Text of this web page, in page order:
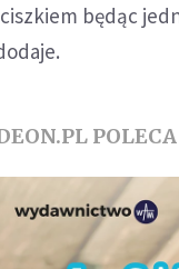
będąc
POLECA